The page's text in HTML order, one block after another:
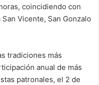
coincidiendo con
Vicente, San Gonzalo
tradiciones más
anual de más
patronales, el 2 de